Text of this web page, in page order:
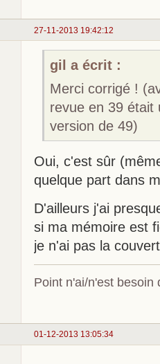
27-11-2013 19:42:12
gil a écrit :
Merci corrigé !
revue en 39 était
version de 49)
Oui, c'est sûr
quelque part dans
D'ailleurs j'ai
si ma mémoire est
je n'ai pas la
Point n'ai/n'est besoin
01-12-2013 13:05:34